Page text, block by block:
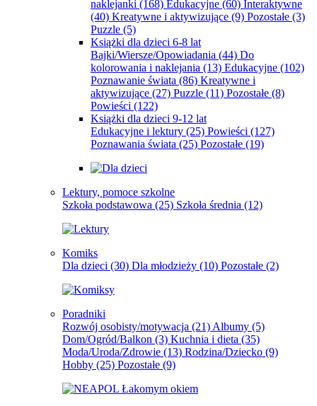
naklejanki (168) Edukacyjne (60) Interaktywne
(40) Kreatywne i aktywizujące (9) Pozostałe (3)
Puzzle (5)
Książki dla dzieci 6-8 lat
Bajki/Wiersze/Opowiadania (44) Do
kolorowania i naklejania (13) Edukacyjne (102)
Poznawanie świata (86) Kreatywne i
aktywizujące (27) Puzzle (11) Pozostałe (8)
Powieści (122)
Książki dla dzieci 9-12 lat
Edukacyjne i lektury (25) Powieści (127)
Poznawania świata (25) Pozostałe (19)
Lektury, pomoce szkolne
Szkoła podstawowa (25) Szkoła średnia (12)
Komiks
Dla dzieci (30) Dla młodzieży (10) Pozostałe (2)
Poradniki
Rozwój osobisty/motywacja (21) Albumy (5)
Dom/Ogród/Balkon (3) Kuchnia i dieta (35)
Moda/Uroda/Zdrowie (13) Rodzina/Dziecko (9)
Hobby (25) Pozostałe (9)